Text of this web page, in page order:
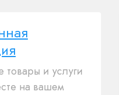
товары и услуги
на вашем